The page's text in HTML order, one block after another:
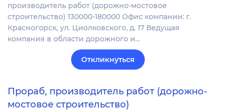
производитель работ (дорожно-мостовое
строительство) 130000-180000 Офис компании: г.
Красногорск, ул. Циолковского, д. 17 Ведущая
компания в области дорожного и…
Откликнуться
Прораб, производитель работ (дорожно-
мостовое строительство)